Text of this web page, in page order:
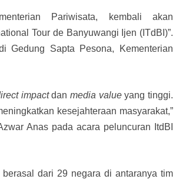
Pariwisata, kembali akan
Tour de Banyuwangi Ijen (ITdBI)”.
Gedung Sapta Pesona, Kementerian
impactdanmedia valueyang tinggi.
kesejahteraan masyarakat,”
Anas pada acara peluncuran ItdBI
dari 29 negara di antaranya tim